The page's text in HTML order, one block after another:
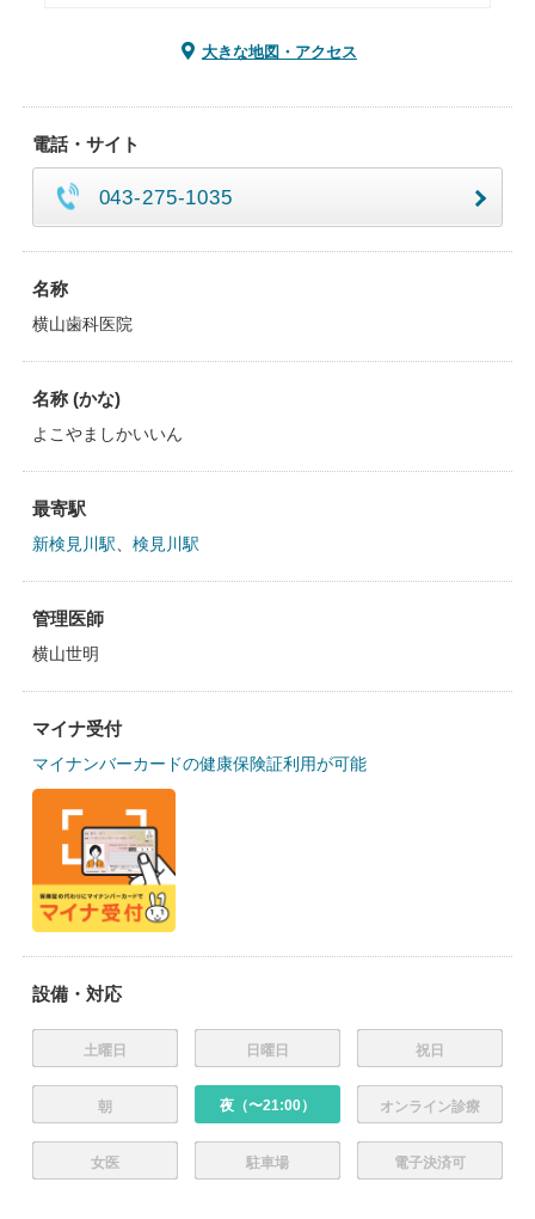
大きな地図・アクセス
電話・サイト
043-275-1035
名称
横山歯科医院
名称 (かな)
よこやましかいいん
最寄駅
新検見川駅 検見川駅
管理医師
横山世明
マイナ受付
マイナンバーカードの健康保険証利用が可能
設備・対応
土曜日 日曜日 祝日
朝 夜（〜21:00） オンライン診療
女医 駐車場 電子決済可